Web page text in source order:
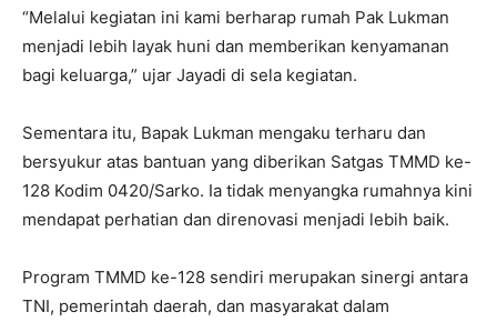
“Melalui kegiatan ini kami berharap rumah Pak Lukman
menjadi lebih layak huni dan memberikan kenyamanan
bagi keluarga,” ujar Jayadi di sela kegiatan.
Sementara itu, Bapak Lukman mengaku terharu dan
bersyukur atas bantuan yang diberikan Satgas TMMD ke-
128 Kodim 0420/Sarko. Ia tidak menyangka rumahnya kini
mendapat perhatian dan direnovasi menjadi lebih baik.
Program TMMD ke-128 sendiri merupakan sinergi antara
TNI, pemerintah daerah, dan masyarakat dalam